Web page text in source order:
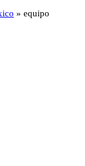
» equipo